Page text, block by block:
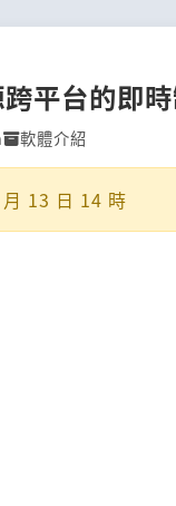
平台的即
軟體介紹
13 日 14 時